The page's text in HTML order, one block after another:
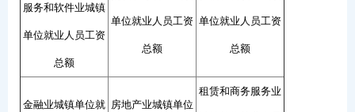
服务和软件业城镇
单位就业人员工资
总额
单位就业人员工资
总额
单位就业人员工资
总额
金融业城镇单位就 房地产业城镇单位
租赁和商务服务业